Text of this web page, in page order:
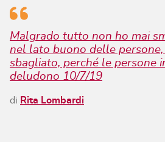
Malgrado tutto non ho mai
nel lato buono delle
sbagliato, perché le persone
deludono 10/7/19
di Rita Lombardi